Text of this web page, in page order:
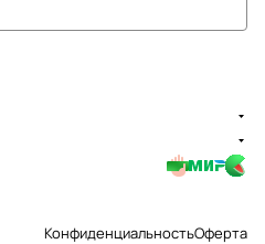
КонфиденциальностьОферта